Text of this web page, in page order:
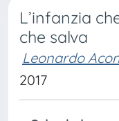
L’infanzia
che salva
Leonardo
2017